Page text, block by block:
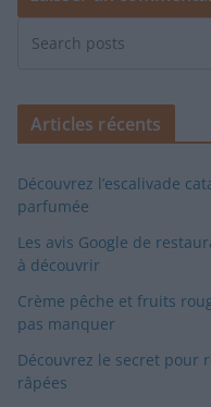
Articles récents
Découvrez l’escalivade
parfumée
Les avis Google de
à découvrir
Crème pêche et fruits
pas manquer
Découvrez le secret pour
râpées